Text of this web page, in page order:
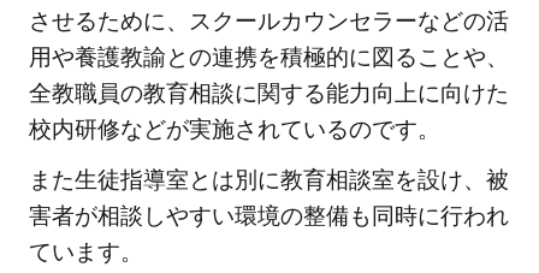
させるために、スクールカウンセラーなどの活
用や養護教諭との連携を積極的に図ることや、
全教職員の教育相談に関する能力向上に向けた
校内研修などが実施されているのです。
また生徒指導室とは別に教育相談室を設け、被
害者が相談しやすい環境の整備も同時に行われ
ています。